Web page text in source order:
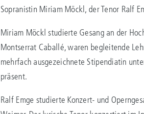
Sopranistin Miriam Möckl, der Tenor Ralf
Miriam Möckl studierte Gesang an der
Montserrat Caballé, waren begleitende
mehrfach ausgezeichnete Stipendiatin
präsent.
Ralf Emge studierte Konzert- und